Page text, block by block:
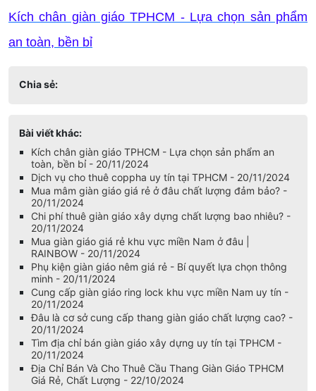
Kích chân giàn giáo TPHCM - Lựa chọn sản phẩm
an toàn, bền bỉ
Chia sẻ:
Bài viết khác:
Kích chân giàn giáo TPHCM - Lựa chọn sản phẩm an
toàn, bền bỉ - 20/11/2024
Dịch vụ cho thuê coppha uy tín tại TPHCM - 20/11/2024
Mua mâm giàn giáo giá rẻ ở đâu chất lượng đảm bảo? -
20/11/2024
Chi phí thuê giàn giáo xây dựng chất lượng bao nhiêu? -
20/11/2024
Mua giàn giáo giá rẻ khu vực miền Nam ở đâu |
RAINBOW - 20/11/2024
Phụ kiện giàn giáo nêm giá rẻ - Bí quyết lựa chọn thông
minh - 20/11/2024
Cung cấp giàn giáo ring lock khu vực miền Nam uy tín -
20/11/2024
Đâu là cơ sở cung cấp thang giàn giáo chất lượng cao? -
20/11/2024
Tìm địa chỉ bán giàn giáo xây dựng uy tín tại TPHCM -
20/11/2024